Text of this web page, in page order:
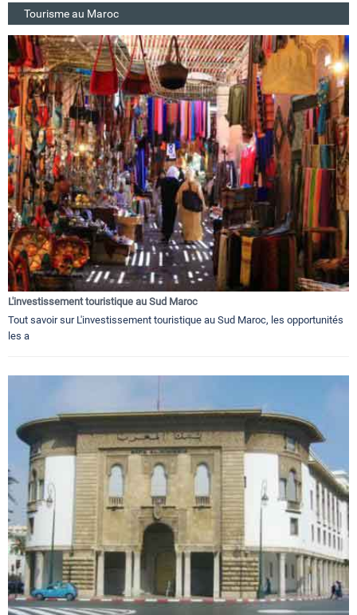
Tourisme au Maroc
L'investissement touristique au Sud Maroc
Tout savoir sur L'investissement touristique au Sud Maroc, les opportunités
les a